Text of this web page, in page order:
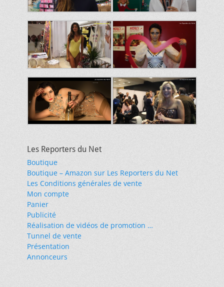
Les Reporters du Net
Boutique
Boutique – Amazon sur Les Reporters du Net
Les Conditions générales de vente
Mon compte
Panier
Publicité
Réalisation de vidéos de promotion …
Tunnel de vente
Présentation
Annonceurs